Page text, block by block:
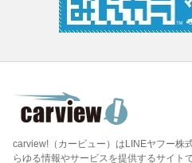
carview!（カービュー）はLINEヤフー株
らゆる情報やサービスを提供するサイト